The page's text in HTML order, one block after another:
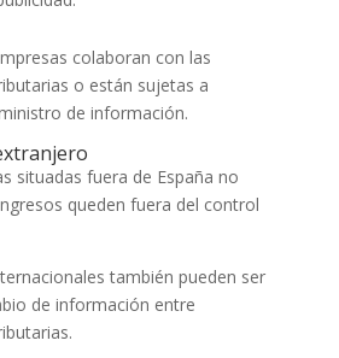
colaboran con las
o están sujetas a
de información.
situadas fuera de España no
queden fuera del control
también pueden ser
de información entre